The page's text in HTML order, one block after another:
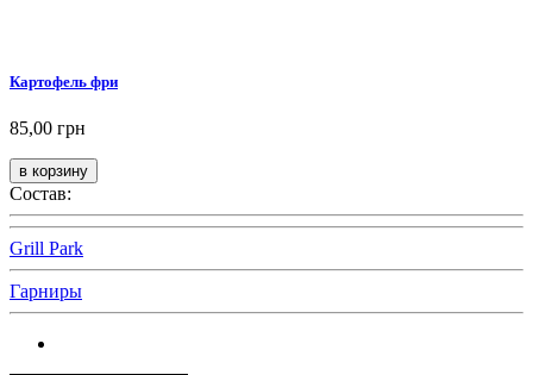
Картофель фри
85,00 грн
Состав:
Grill Park
Гарниры